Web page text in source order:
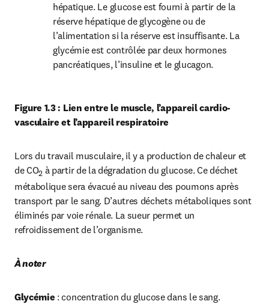
hépatique. Le glucose est fourni à partir de la
réserve hépatique de glycogène ou de
l’alimentation si la réserve est insuffisante. La
glycémie est contrôlée par deux hormones
pancréatiques, l’insuline et le glucagon.
Figure 1.3 : Lien entre le muscle, l’appareil cardio-
vasculaire et l’appareil respiratoire
Lors du travail musculaire, il y a production de chaleur et
de CO2 à partir de la dégradation du glucose. Ce déchet
métabolique sera évacué au niveau des poumons après
transport par le sang. D’autres déchets métaboliques sont
éliminés par voie rénale. La sueur permet un
refroidissement de l’organisme.
À noter
Glycémie : concentration du glucose dans le sang.